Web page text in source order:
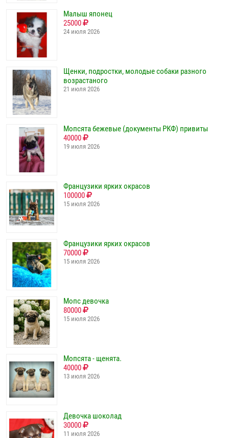
Малыш японец
25000
24 июля 2026
Щенки, подростки, молодые собаки разного
возрастаного
21 июля 2026
Мопсята бежевые (документы РКФ) привиты
40000
19 июля 2026
Французики ярких окрасов
100000
15 июля 2026
Французики ярких окрасов
70000
15 июля 2026
Мопс девочка
80000
15 июля 2026
Мопсята - щенята.
40000
13 июля 2026
Девочка шоколад
30000
11 июля 2026